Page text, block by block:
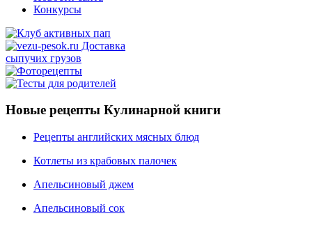
Конкурсы
Новые рецепты Кулинарной книги
Рецепты английских мясных блюд
Котлеты из крабовых палочек
Апельсиновый джем
Апельсиновый сок